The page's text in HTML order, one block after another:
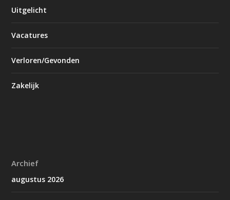
Uitgelicht
Vacatures
Verloren/Gevonden
Zakelijk
Archief
augustus 2026